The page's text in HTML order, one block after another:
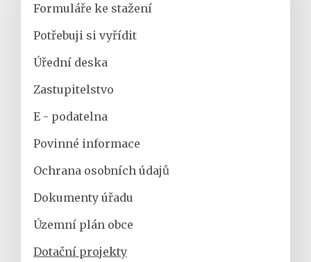
Formuláře ke stažení
Potřebuji si vyřídit
Úřední deska
Zastupitelstvo
E - podatelna
Povinné informace
Ochrana osobních údajů
Dokumenty úřadu
Územní plán obce
Dotační projekty